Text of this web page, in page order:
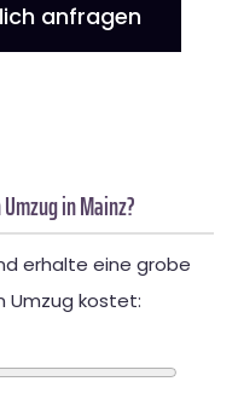
anfragen
in Mainz?
erhalte eine grobe
Umzug kostet: